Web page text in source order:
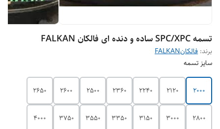
تسمه SPC/XPC ساده و دنده ای فالکان FALKAN
برند: فالکانFALKAN
سایز تسمه
2000
2120
2240
2360
2500
2600
2650
2800
3000
3150
3350
3550
3750
4000